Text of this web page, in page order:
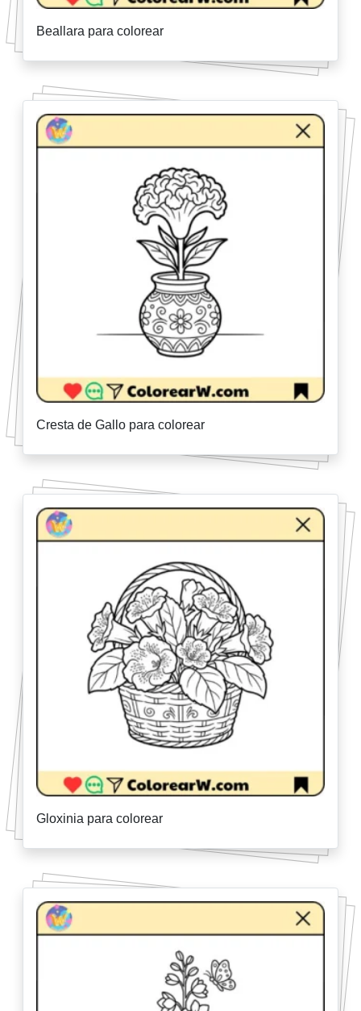
Beallara para colorear
Cresta de Gallo para colorear
Gloxinia para colorear